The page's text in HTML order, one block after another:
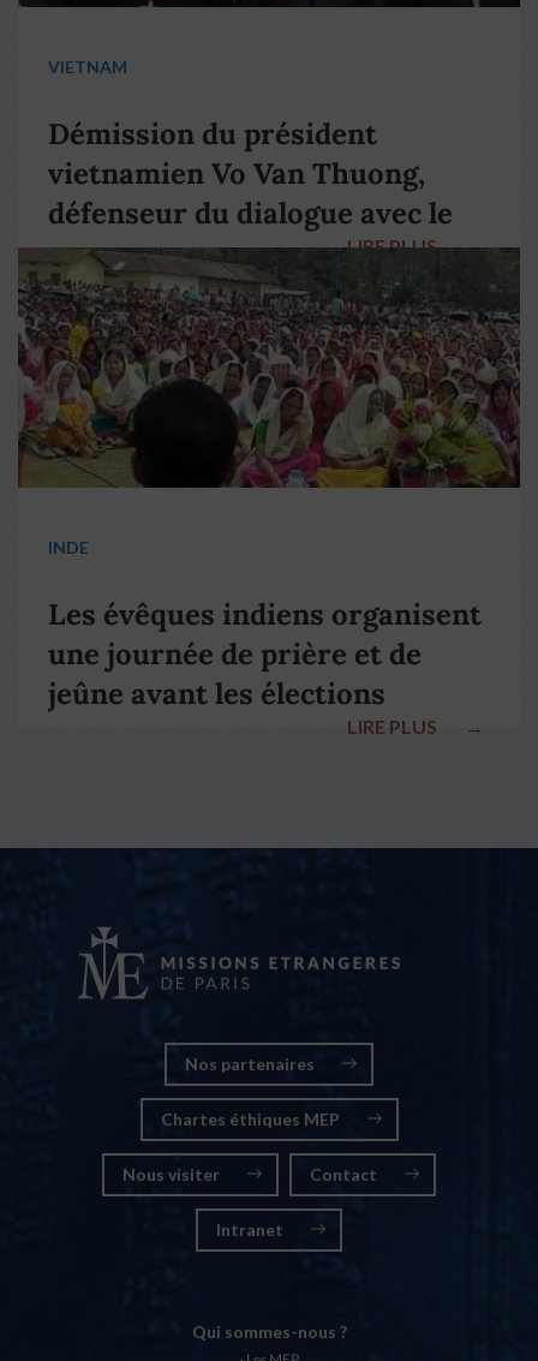
VIETNAM
Démission du président
vietnamien Vo Van Thuong,
défenseur du dialogue avec le
pape François
LIRE PLUS →
INDE
Les évêques indiens organisent
une journée de prière et de
jeûne avant les élections
LIRE PLUS →
Nos partenaires
Chartes éthiques MEP
Nous visiter Contact
Intranet
Qui sommes-nous ?